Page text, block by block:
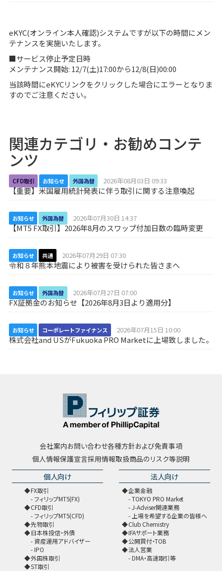
eKYC(オンライン本人確認)システムですが以下の時間にメン
テナンスを実施いたします。
■サービス停止予定日時
メンテナンス開始: 12/7(土)17:00から12/8(日)00:00
当該時間にeKYCリンクをクリックした場合にエラーとなりま
すのでご注意ください。
関連カテゴリ・お勧めコンテ
ンツ
CFD取引 お知らせ 外国為替 2026年08月03日 09:33
【重要】米国雇用統計発表に伴う取引に関する注意喚起
お知らせ 外国為替 2026年07月30日 14:37
【MT5 FX取引】2026年8月のスワップ付加日数の臨時変更
お知らせ 共通 2026年07月29日 07:30
令和８年熊本地震により被害を受けられた皆さまへ
お知らせ 外国為替 2026年07月27日 07:00
FX証拠金のお知らせ【2026年8月3日より適用分】
お知らせ コーポレートファイナンス 2026年07月15日 10:00
株式会社and USがFukuoka PRO Marketに上場致しました。
会社案内お問い合わせ各種方針および免責事項
個人情報保護宣言採用情報取扱商品のリスク等説明
個人向け
FX取引
フィリップMT5(FX)
CFD取引
フィリップMT5(CFD)
先物取引
日本株投信・外債
資産運用アドバイザー
IPO
外国株取引
ST取引
法人向け
企業金融
TOKYO PRO Market
J-Adviser関連業務
上場を希望する企業の皆様へ
Club Chemistry
IFAサポート業務
公開買付・TOB
法人営業
DMA・高速取引等